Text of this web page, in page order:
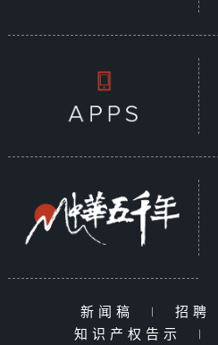
新闻稿 | 招聘
知识产权告示
|